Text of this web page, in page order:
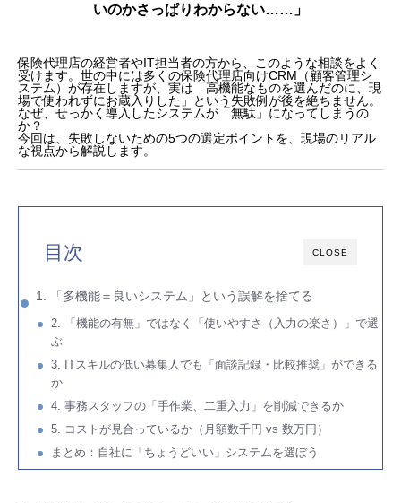
いのかさっぱりわからない……」
保険代理店の経営者やIT担当者の方から、このような相談をよく
受けます。世の中には多くの保険代理店向けCRM（顧客管理シ
ステム）が存在しますが、実は「高機能なものを選んだのに、現
場で使われずにお蔵入りした」という失敗例が後を絶ちません。
なぜ、せっかく導入したシステムが「無駄」になってしまうの
か？
今回は、失敗しないための5つの選定ポイントを、現場のリアル
な視点から解説します。
CLOSE
目次
1. 「多機能＝良いシステム」という誤解を捨てる
2. 「機能の有無」ではなく「使いやすさ（入力の楽さ）」で選
ぶ
3. ITスキルの低い募集人でも「面談記録・比較推奨」ができる
か
4. 事務スタッフの「手作業、二重入力」を削減できるか
5. コストが見合っているか（月額数千円 vs 数万円）
まとめ：自社に「ちょうどいい」システムを選ぼう